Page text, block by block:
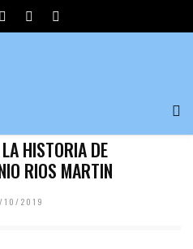
DE LA
HISTORIA DE
RIOS MARTIN
10/2019